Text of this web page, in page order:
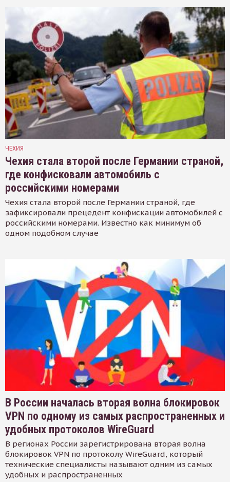
ЧЕХИЯ
Чехия стала второй после Германии страной,
где конфисковали автомобиль с
российскими номерами
Чехия стала второй после Германии страной, где
зафиксировали прецедент конфискации автомобилей с
российскими номерами. Известно как минимум об
одном подобном случае
В России началась вторая волна блокировок
VPN по одному из самых распространенных и
удобных протоколов WireGuard
В регионах России зарегистрирована вторая волна
блокировок VPN по протоколу WireGuard, который
технические специалисты называют одним из самых
удобных и распространенных